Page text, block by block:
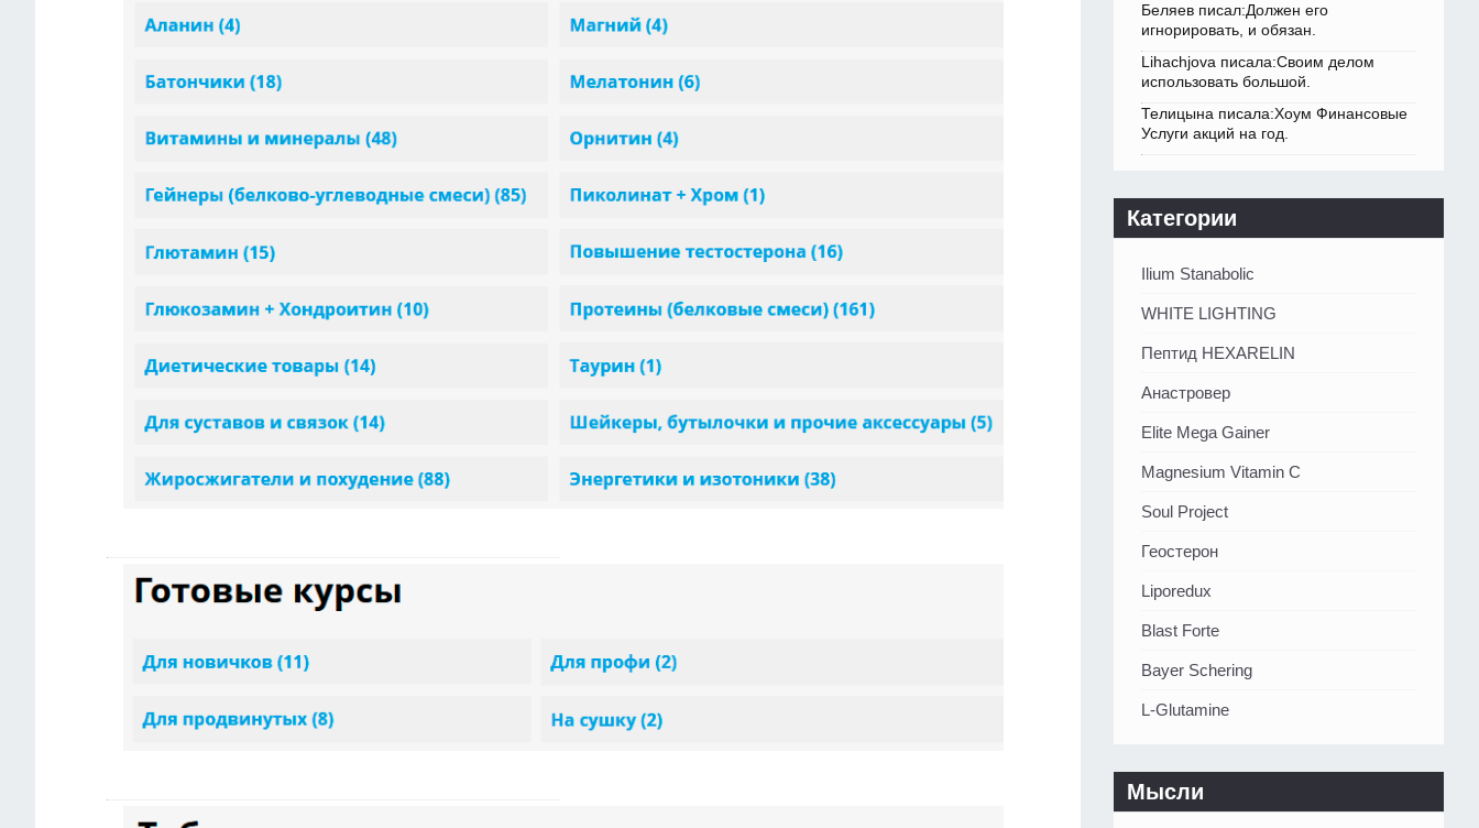
Беляев писал:Должен его
игнорировать, и обязан.
Lihachjova писала:Своим делом
использовать большой.
Телицына писала:Хоум Финансовые
Услуги акций на год.
Категории
Ilium Stanabolic
WHITE LIGHTING
Пептид HEXARELIN
Анастровер
Elite Mega Gainer
Magnesium Vitamin C
Soul Project
Геостерон
Liporedux
Blast Forte
Bayer Schering
L-Glutamine
Мысли